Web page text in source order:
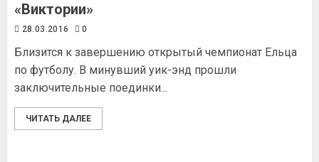
«Виктории»
28.03.2016 0
Близится к завершению открытый чемпионат Ельца
по футболу. В минувший уик-энд прошли
заключительные поединки...
ЧИТАТЬ ДАЛЕЕ